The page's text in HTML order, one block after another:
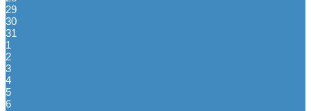
29
30
31
1
2
3
4
5
6